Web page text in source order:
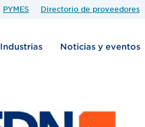
PYMES Directorio de proveedores
Industrias Noticias y eventos